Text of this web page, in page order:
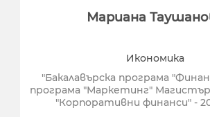
Мариана
Икономика
"Бакалавърска програма
програма "Маркетинг"
"Корпоративни финанси" -